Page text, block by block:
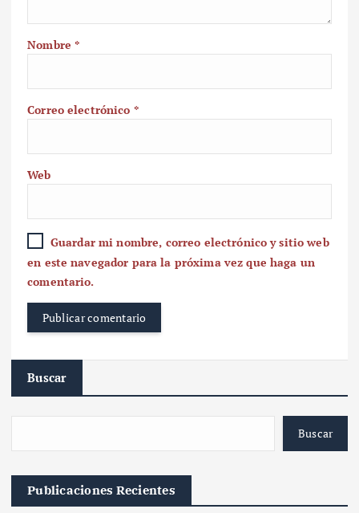
Nombre*
Correo electrónico *
Web
Guardar mi nombre, correo electrónico y sitio web
en este navegador para la próxima vez que haga un
comentario.
Buscar
Buscar
Publicaciones Recientes